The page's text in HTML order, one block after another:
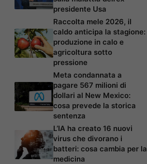
presidente Usa
Raccolta mele 2026, il
caldo anticipa la stagione:
produzione in calo e
agricoltura sotto
pressione
Meta condannata a
pagare 567 milioni di
dollari al New Mexico:
cosa prevede la storica
sentenza
L’IA ha creato 16 nuovi
virus che divorano i
batteri: cosa cambia per la
medicina